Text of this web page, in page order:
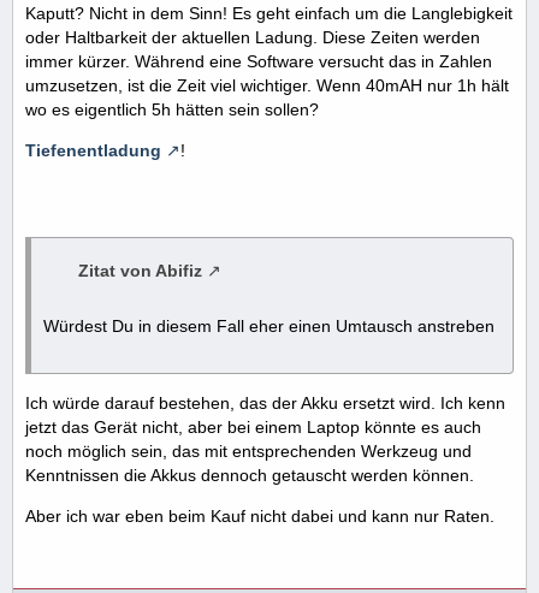
Kaputt? Nicht in dem Sinn! Es geht einfach um die Langlebigkeit
oder Haltbarkeit der aktuellen Ladung. Diese Zeiten werden
immer kürzer. Während eine Software versucht das in Zahlen
umzusetzen, ist die Zeit viel wichtiger. Wenn 40mAH nur 1h hält
wo es eigentlich 5h hätten sein sollen?
Tiefenentladung !
Zitat von Abifiz
Würdest Du in diesem Fall eher einen Umtausch anstreben
Ich würde darauf bestehen, das der Akku ersetzt wird. Ich kenn
jetzt das Gerät nicht, aber bei einem Laptop könnte es auch
noch möglich sein, das mit entsprechenden Werkzeug und
Kenntnissen die Akkus dennoch getauscht werden können.
Aber ich war eben beim Kauf nicht dabei und kann nur Raten.